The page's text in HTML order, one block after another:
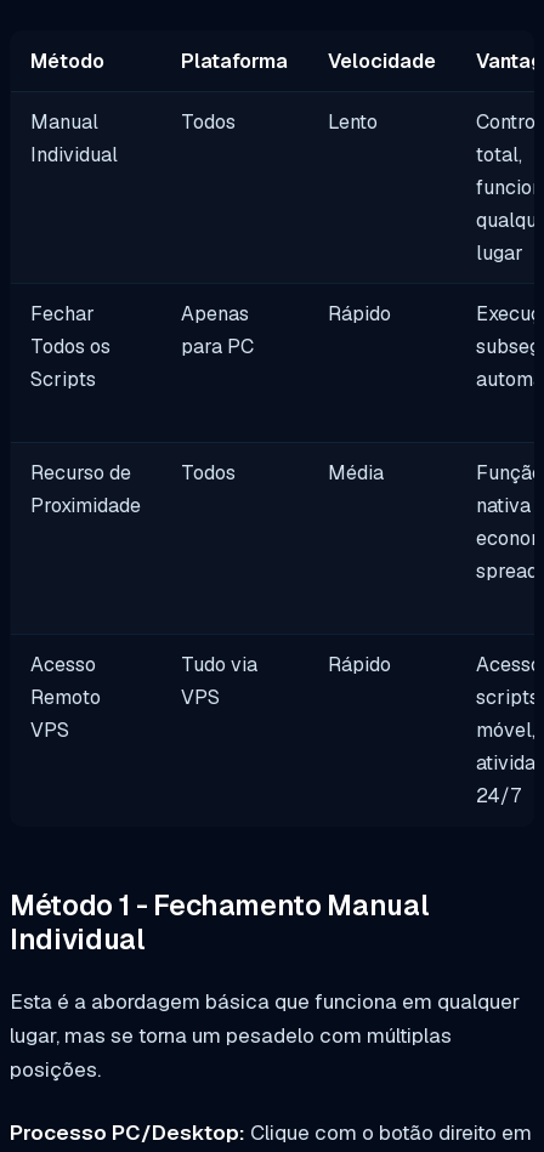
Método Plataforma Velocidade
Manual
Individual
Todos Lento
total,
lugar
Fechar
Todos os
Scripts
Apenas
para PC
Rápido
Recurso de
Proximidade
Todos Média
Função
nativa
spread
Acesso
Remoto
VPS
Tudo via
VPS
Rápido
scripts
móvel,
24/7
Método 1 - Fechamento Manual
Individual
Esta é a abordagem básica que funciona em qualquer
lugar, mas se torna um pesadelo com múltiplas
posições.
Processo PC/Desktop: Clique com o botão direito em